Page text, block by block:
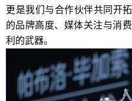
更是我们与合作伙伴共同开
的品牌高度、媒体关注与消
利的武器。